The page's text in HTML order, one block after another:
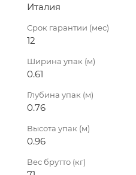
Италия
Срок гарантии (мес)
12
Ширина упак (м)
0.61
Глубина упак (м)
0.76
Высота упак (м)
0.96
Вес брутто (кг)